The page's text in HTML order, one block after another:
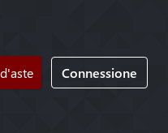
Connessione